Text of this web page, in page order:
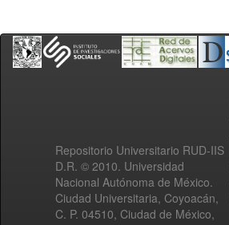
Repositorio Universitario RUD-IIS
D.R. © 2010. Universidad
Nacional Autónoma de México.
Ciudad Universitaria, Coyoacán,
C. P. 04510, Ciudad de México,